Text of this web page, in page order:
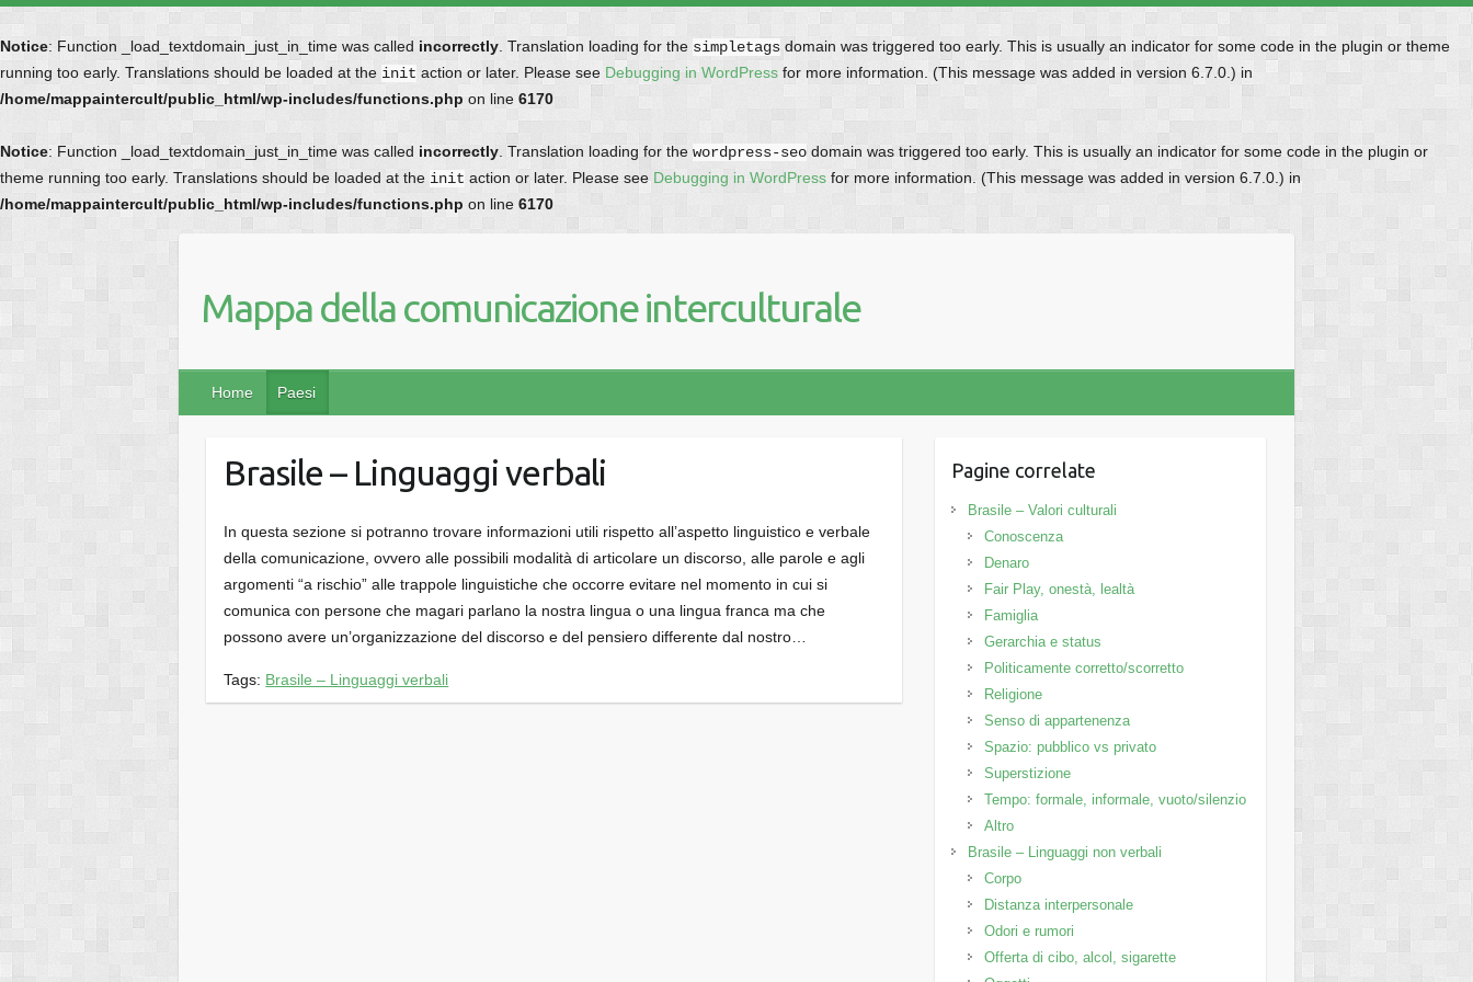
Notice: Function _load_textdomain_just_in_time was called incorrectly . Translation loading for the simpletags domain was triggered too early. This is usually an indicator for some code in the plugin or theme
running too early. Translations should be loaded at the init action or later. Please see Debugging in WordPress for more information. (This message was added in version 6.7.0.) in
/home/mappaintercult/public_html/wp-includes/functions.php on line 6170
Notice: Function _load_textdomain_just_in_time was called incorrectly . Translation loading for the wordpress-seo domain was triggered too early. This is usually an indicator for some code in the plugin or
theme running too early. Translations should be loaded at the init action or later. Please seeDebugging in WordPress for more information. (This message was added in version 6.7.0.) in
/home/mappaintercult/public_html/wp-includes/functions.php on line 6170
Mappa della comunicazione interculturale
Home Paesi
Brasile – Linguaggi verbali
In questa sezione si potranno trovare informazioni utili rispetto all’aspetto linguistico e verbale
della comunicazione, ovvero alle possibili modalità di articolare un discorso, alle parole e agli
argomenti “a rischio” alle trappole linguistiche che occorre evitare nel momento in cui si
comunica con persone che magari parlano la nostra lingua o una lingua franca ma che
possono avere un’organizzazione del discorso e del pensiero differente dal nostro…
Tags: Brasile – Linguaggi verbali
Pagine correlate
Brasile – Valori culturali
Conoscenza
Denaro
Fair Play, onestà, lealtà
Famiglia
Gerarchia e status
Politicamente corretto/scorretto
Religione
Senso di appartenenza
Spazio: pubblico vs privato
Superstizione
Tempo: formale, informale, vuoto/silenzio
Altro
Brasile – Linguaggi non verbali
Corpo
Distanza interpersonale
Odori e rumori
Offerta di cibo, alcol, sigarette